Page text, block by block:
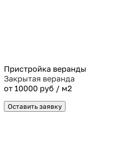
Пристройка веранды
Закрытая веранда
от 10000 руб / м2
Оставить заявку